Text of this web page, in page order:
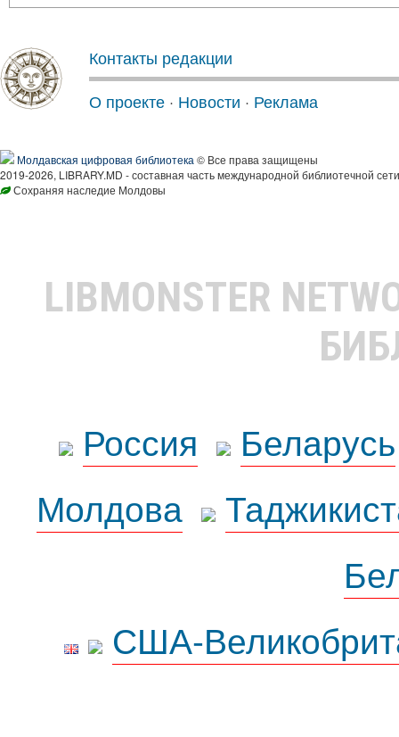
Контакты редакции
О проекте · Новости · Реклама
Молдавская цифровая библиотека © Все права защищены
2019-2026, LIBRARY.MD - составная часть международной библиотечной
Сохраняя наследие Молдовы
LIBMONSTER
Россия
Беларусь
Молдова
США-